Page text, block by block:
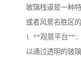
玻璃栈道是一种
或者风景名胜区
1. **观景平台**
以通过透明的玻